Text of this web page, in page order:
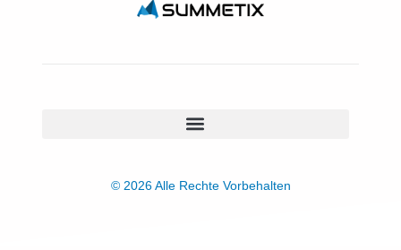
© 2026 Alle Rechte Vorbehalten